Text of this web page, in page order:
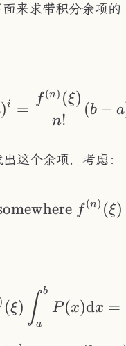
来求带积分余项的
)i =
n!
f(n) (ξ)
(b − a
这个余项，考虑：
f(n) (ξ)
) (ξ) ∫a
b
P (x)dx =